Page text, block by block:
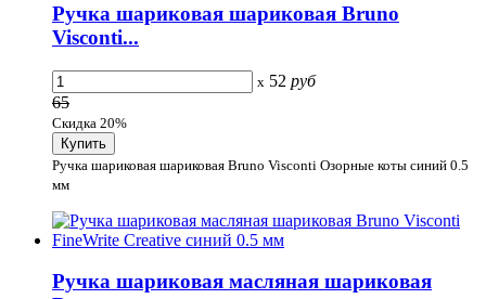
Ручка шариковая шариковая Bruno
Visconti...
x 52 руб
65
Скидка 20%
Ручка шариковая шариковая Bruno Visconti Озорные коты синий 0.5
мм
Ручка шариковая масляная шариковая